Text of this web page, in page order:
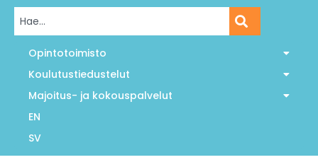
Opintotoimisto
Koulutustiedustelut
Majoitus- ja kokouspalvelut
EN
SV